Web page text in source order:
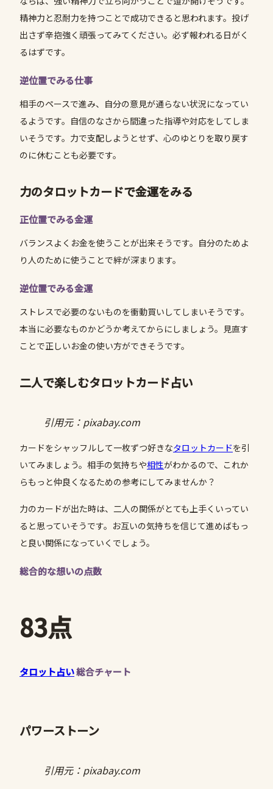
精神力と忍耐力を持つことで成功できると思われます。投げ
出さず辛抱強く頑張ってみてください。必ず報われる日がく
るはずです。
逆位置でみる仕事
相手のペースで進み、自分の意見が通らない状況になってい
るようです。自信のなさから間違った指導や対応をしてしま
いそうです。力で支配しようとせず、心のゆとりを取り戻す
のに休むことも必要です。
力のタロットカードで金運をみる
正位置でみる金運
バランスよくお金を使うことが出来そうです。自分のためよ
り人のために使うことで絆が深まります。
逆位置でみる金運
ストレスで必要のないものを衝動買いしてしまいそうです。
本当に必要なものかどうか考えてからにしましょう。見直す
ことで正しいお金の使い方ができそうです。
二人で楽しむタロットカード占い
引用元：pixabay.com
カードをシャッフルして一枚ずつ好きなタロットカードを引
いてみましょう。相手の気持ちや相性がわかるので、これか
らもっと仲良くなるための参考にしてみませんか？
力のカードが出た時は、二人の関係がとても上手くいってい
ると思っていそうです。お互いの気持ちを信じて進めばもっ
と良い関係になっていくでしょう。
総合的な想いの点数
83点
タロット占い総合チャート
パワーストーン
引用元：pixabay.com